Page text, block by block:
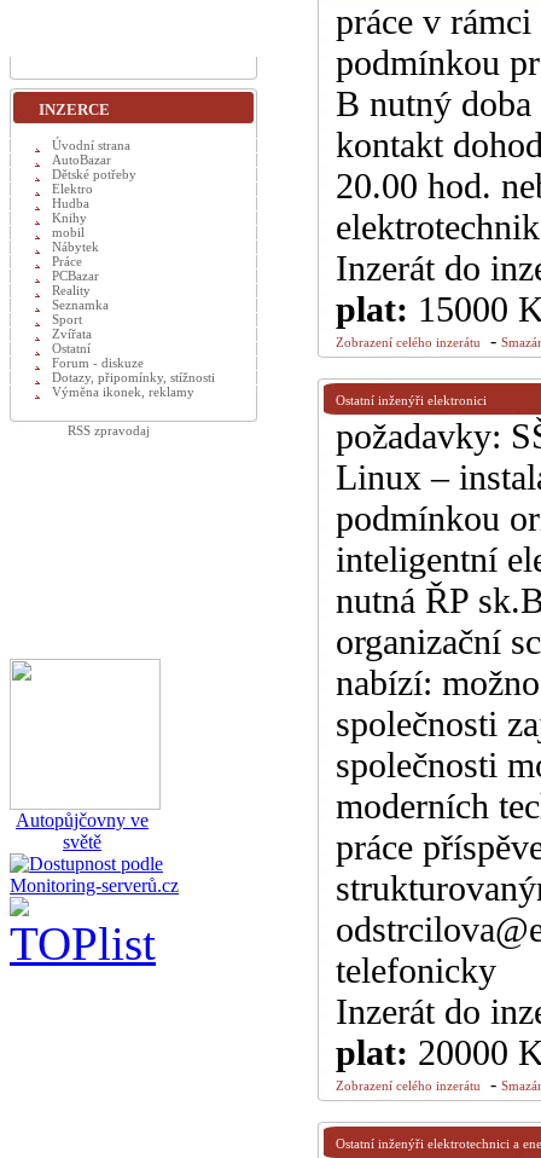
práce v
podmínkou
B nutný
kontakt
20.00 hod.
Inzerát do
plat: 15000
Zobrazení celého inzerátu -
Ostatní inženýři elektronici
požadavky:
Linux –
podmínkou
inteligentní
nutná ŘP
organizační
nabízí:
společnosti
společnosti
moderních
práce
telefonicky
Inzerát do
plat: 20000
Zobrazení celého inzerátu -
Ostatní inženýři elektrotechnici a
INZERCE
Úvodní strana
AutoBazar
Dětské potřeby
Elektro
Hudba
Knihy
mobil
Nábytek
Práce
PCBazar
Reality
Seznamka
Sport
Zvířata
Ostatní
Forum - diskuze
Dotazy, připomínky, stížnosti
Výměna ikonek, reklamy
RSS zpravodaj
Autopůjčovny ve
světě